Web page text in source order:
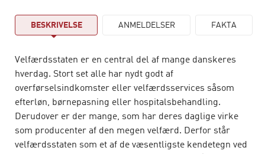
BESKRIVELSE ANMELDELSER FAKTA
Velfærdsstaten er en central del af mange danskeres
hverdag. Stort set alle har nydt godt af
overførselsindkomster eller velfærdsservices såsom
efterløn, børnepasning eller hospitalsbehandling.
Derudover er der mange, som har deres daglige virke
som producenter af den megen velfærd. Derfor står
velfærdsstaten som et af de væsentligste kendetegn ved